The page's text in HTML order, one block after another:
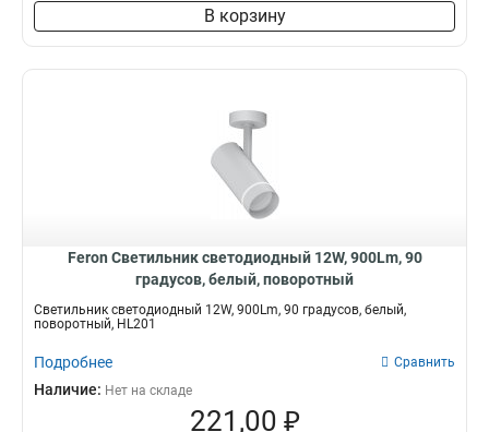
В корзину
Feron Светильник светодиодный 12W, 900Lm, 90
градусов, белый, поворотный
Светильник светодиодный 12W, 900Lm, 90 градусов, белый,
поворотный, HL201
Подробнее Сравнить
Наличие: Нет на складе
221,00 ₽